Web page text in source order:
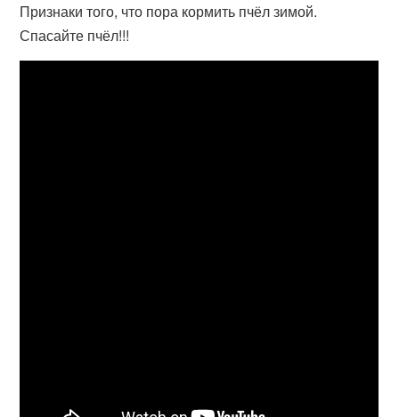
Признаки того, что пора кормить пчёл зимой.
Спасайте пчёл!!!